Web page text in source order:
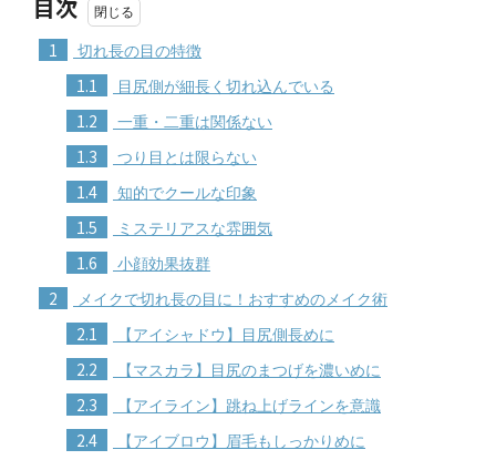
目次
1 切れ長の目の特徴
1.1 目尻側が細長く切れ込んでいる
1.2 一重・二重は関係ない
1.3 つり目とは限らない
1.4 知的でクールな印象
1.5 ミステリアスな雰囲気
1.6 小顔効果抜群
2 メイクで切れ長の目に！おすすめのメイク術
2.1 【アイシャドウ】目尻側長めに
2.2 【マスカラ】目尻のまつげを濃いめに
2.3 【アイライン】跳ね上げラインを意識
2.4 【アイブロウ】眉毛もしっかりめに